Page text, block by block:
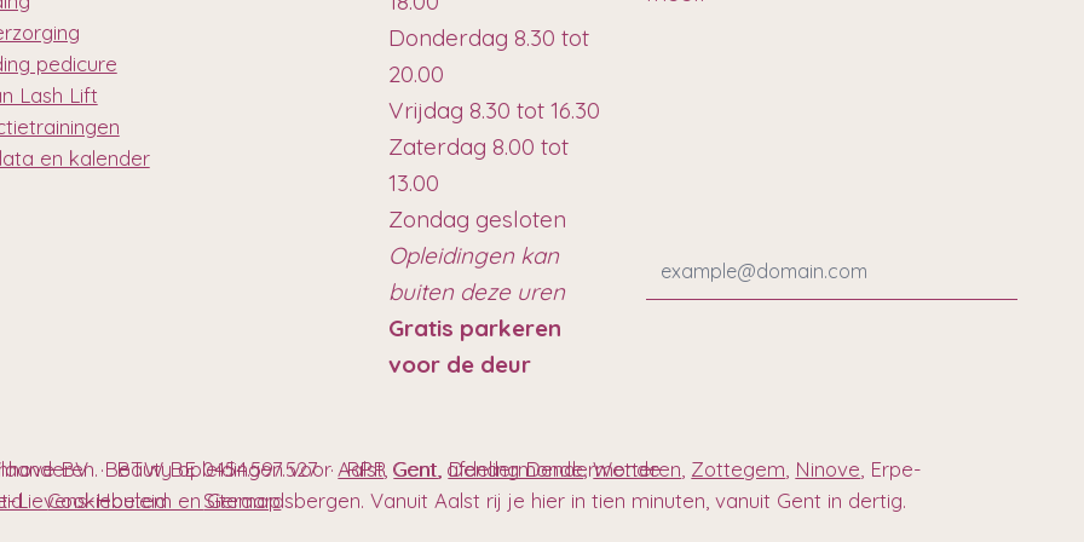
Donderdag 8.30 tot
20.00
Vrijdag 8.30 tot 16.30
Zaterdag 8.00 tot
13.00
Zondag gesloten
Opleidingen kan
buiten deze uren
Gratis parkeren
voor de deur
pedicure
Lash Lift
en kalender
BV · BTW BE 0454.597.527 · RPR Gent, afdeling Dendermonde
CookiebeleidSitemap
Beauty opleidingen voorAalst,Gent ,Dendermonde,Wetteren Zottegem Ninove , Erpe-
Lievens-Houtem en Geraardsbergen. Vanuit Aalst rij je hier in tien minuten, vanuit Gent in dertig.